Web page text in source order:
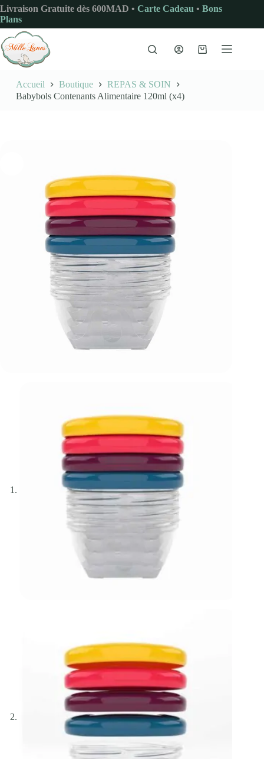
Passer
au
contenu
Livraison Gratuite dès 600MAD • Carte Cadeau • Bons
Plans
Panier
Accueil Boutique
REPAS & SOIN
Babybols Contenants Alimentaire 120ml (x4)